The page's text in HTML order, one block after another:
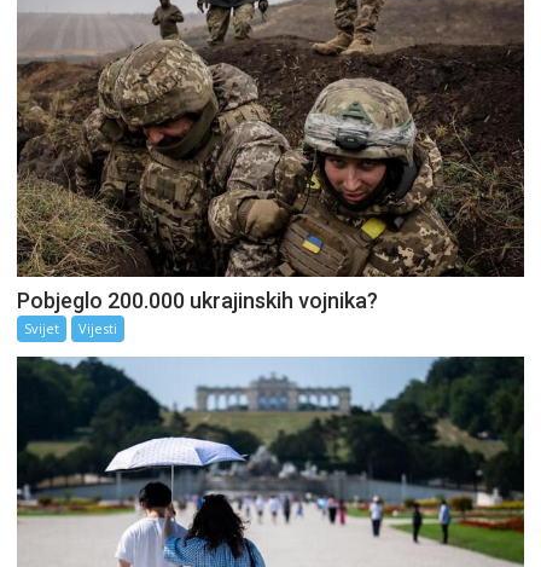
Pobjeglo 200.000 ukrajinskih vojnika?
Svijet Vijesti